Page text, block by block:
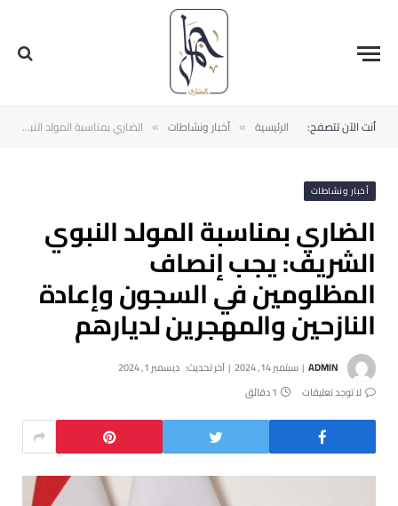
أنت الآن تتصفح: الرئيسية » أخبار ونشاطات » الضاري بمناسبة المولد النبوي الشريف: يجب إنصاف المظلومين في السجون وإعادة النازحين والمهجرين لديارهم
أخبار ونشاطات
الضاري بمناسبة المولد النبوي
الشريف: يجب إنصاف
المظلومين في السجون وإعادة
النازحين والمهجرين لديارهم
ADMIN سبتمبر 14, 2024 آخر تحديث: ديسمبر 1, 2024
لا توجد تعليقات
1 دقائق